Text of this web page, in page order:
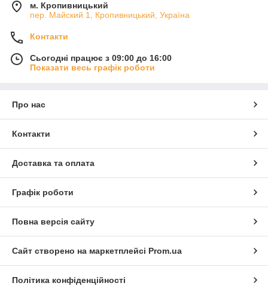
м. Кропивницький
пер. Майский 1, Кропивницький, Україна
Контакти
Сьогодні працює з 09:00 до 16:00
Показати весь графік роботи
Про нас
Контакти
Доставка та оплата
Графік роботи
Повна версія сайту
Сайт створено на маркетплейсі Prom.ua
Політика конфіденційності